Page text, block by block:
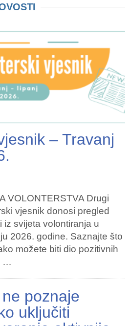
– Travanj
VOLONTERSTVA Drugi
vjesnik donosi pregled
iz svijeta volontiranja u
2026. godine. Saznajte što
možete biti dio pozitivnih
…
poznaje
uključiti